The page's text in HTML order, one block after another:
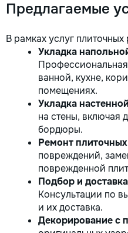
Предлагаемые
В рамках услуг
Укладка
ванной, кухне,
помещениях.
Укладка
на стены, включая
бордюры.
Ремонт
повреждений,
поврежденной
Подбор и
Консультации по
и их доставка.
Декорирование с